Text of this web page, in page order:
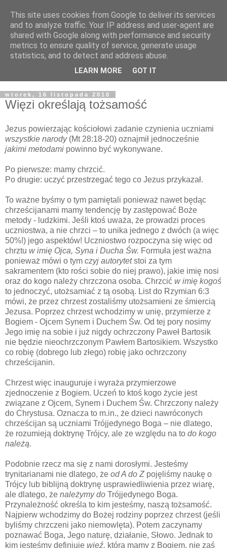
Żyjąc wiarą w REALNYM
świecie
Blog pastora Pawła Bartosika
wtorek, 16 listopada 2010
Więzi określają tożsamość
Jezus powierzając kościołowi zadanie czynienia uczniami
wszystkie narody(Mt 28:18-20) oznajmił jednocześnie
jakimi metodami powinno być wykonywane.
Po pierwsze: mamy chrzcić.
Po drugie: uczyć przestrzegać tego co Jezus przykazał.
To ważne byśmy o tym pamiętali ponieważ nawet będąc
chrześcijanami mamy tendencję by zastępować Boże
metody - ludzkimi. Jeśli ktoś uważa, że prowadzi proces
uczniostwa, a nie chrzci – to unika jednego z dwóch (a więc
50%!) jego aspektów! Uczniostwo rozpoczyna się więc od
chrztu w imię Ojca, Syna i Ducha Św. Formuła jest ważna
ponieważ mówi o tym czyj autorytetstoi za tym
sakramentem (kto rości sobie do niej prawo), jakie imię nosi
oraz do kogo należy chrzczona osoba. Chrzcić w imię kogoś
to jednoczyć, utożsamiać z tą osobą. List do Rzymian 6:3
mówi, że przez chrzest zostaliśmy utożsamieni ze śmiercią
Jezusa. Poprzez chrzest wchodzimy w unię, przymierze z
Bogiem - Ojcem Synem i Duchem Św. Od tej pory nosimy
Jego imię na sobie i już nigdy ochrzczony Paweł Bartosik
nie będzie nieochrzczonym Pawłem Bartosikiem. Wszystko
co robię (dobrego lub złego) robię jako ochrzczony
chrześcijanin.
Chrzest więc inauguruje i wyraża przymierzowe
zjednoczenie z Bogiem. Uczeń to ktoś kogo życie jest
związane z Ojcem, Synem i Duchem Św. Chrzczony należy
do Chrystusa. Oznacza to m.in., że dzieci nawróconych
chrześcijan są uczniami Trójjedynego Boga – nie dlatego,
że rozumieją doktrynę Trójcy, ale ze względu na to do kogo
należą.
Podobnie rzecz ma się z nami dorosłymi. Jesteśmy
trynitarianami nie dlatego, że od A do Z pojęliśmy naukę o
Trójcy lub biblijną doktrynę usprawiedliwienia przez wiarę,
ale dlatego, że należymy do Trójjedynego Boga.
Przynależność określa to kim jesteśmy, naszą tożsamość.
Najpierw wchodzimy do Bożej rodziny poprzez chrzest (jeśli
byliśmy chrzczeni jako niemowlęta). Potem zaczynamy
poznawać Boga, Jego naturę, działanie, Słowo. Jednak to
kim jesteśmy definiuje więź, którą mamy z Bogiem, nie zaś
This site uses cookies from Google to deliver its services
and to analyze traffic. Your IP address and user-agent are
shared with Google along with performance and security
metrics to ensure quality of service, generate usage
statistics, and to detect and address abuse.
LEARN MORE GOT IT